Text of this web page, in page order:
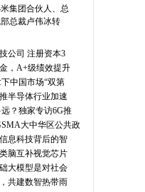
集团合伙人、总
总裁卢伟冰转
公司 注册资本3
，A+级绩效提升
中国市场“双第
半导体行业加速
？独家专访6G推
大中华区公共政
息科技背后的智
脑互补视觉芯片
大模型是对社会
共建数智热带雨